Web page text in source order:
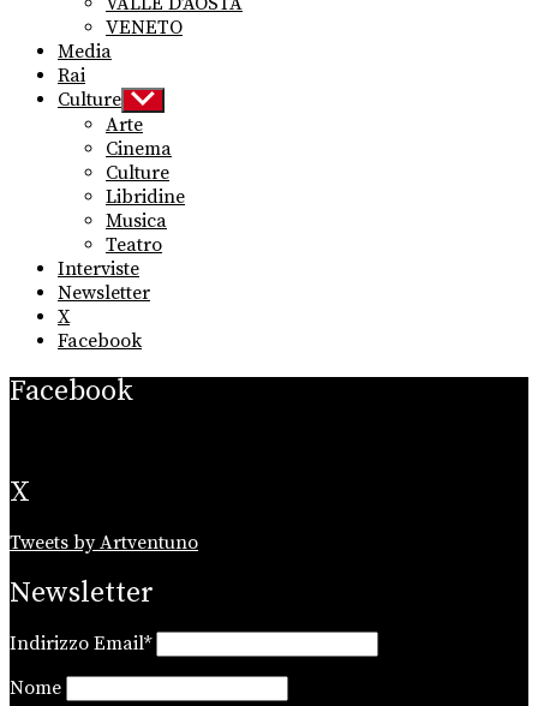
VENETO
Media
Rai
Culture Show
sub
menu
Arte
Cinema
Culture
Libridine
Musica
Teatro
Interviste
Newsletter
X
Facebook
Facebook
X
Tweets by Artventuno
Newsletter
Indirizzo Email*
Nome